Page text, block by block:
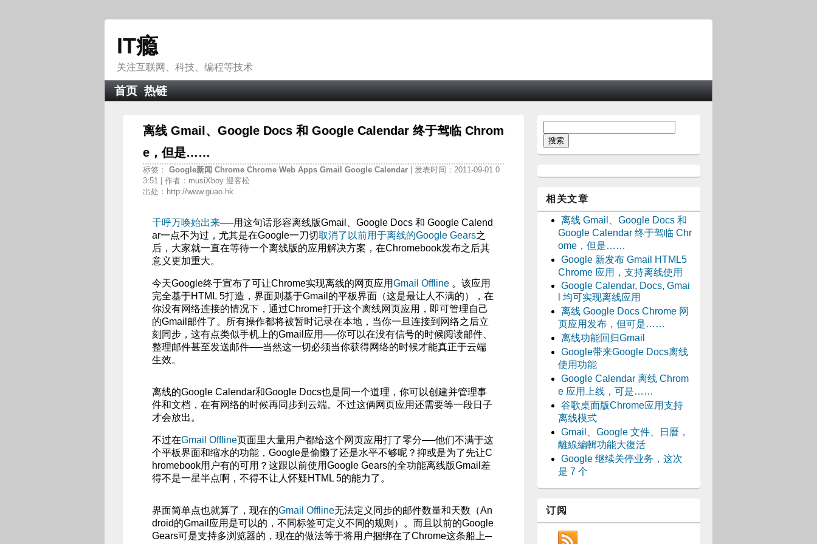
IT瘾
关注互联网、科技、编程等技术
首页 热链
离线 Gmail、Google Docs 和 Google Calendar 终于驾临 Chrom
e，但是……
标签： Google新闻 Chrome Chrome Web Apps Gmail Google Calendar
| 发表时间：2011-09-01 0
3:51 | 作者：musiXboy 迎客松
出处：http://www.guao.hk
千呼万唤始出来──用这句话形容离线版Gmail、Google Docs 和 Google Calend
ar一点不为过，尤其是在Google一刀切取消了以前用于离线的Google Gears之
后，大家就一直在等待一个离线版的应用解决方案，在Chromebook发布之后其
意义更加重大。
今天Google终于宣布了可让Chrome实现离线的网页应用Gmail Offline 。该应用
完全基于HTML 5打造，界面则基于Gmail的平板界面（这是最让人不满的），在
你没有网络连接的情况下，通过Chrome打开这个离线网页应用，即可管理自己
的Gmail邮件了。所有操作都将被暂时记录在本地，当你一旦连接到网络之后立
刻同步，这有点类似手机上的Gmail应用──你可以在没有信号的时候阅读邮件、
整理邮件甚至发送邮件──当然这一切必须当你获得网络的时候才能真正于云端
生效。
离线的Google Calendar和Google Docs也是同一个道理，你可以创建并管理事
件和文档，在有网络的时候再同步到云端。不过这俩网页应用还需要等一段日子
才会放出。
不过在Gmail Offline页面里大量用户都给这个网页应用打了零分──他们不满于这
个平板界面和缩水的功能，Google是偷懒了还是水平不够呢？抑或是为了先让C
hromebook用户有的可用？这跟以前使用Google Gears的全功能离线版Gmail差
得不是一星半点啊，不得不让人怀疑HTML 5的能力了。
界面简单点也就算了，现在的Gmail Offline无法定义同步的邮件数量和天数（An
droid的Gmail应用是可以的，不同标签可定义不同的规则）。而且以前的Google
Gears可是支持多浏览器的，现在的做法等于将用户捆绑在了Chrome这条船上─
相关文章
离线 Gmail、Google Docs 和
Google Calendar 终于驾临 Chr
ome，但是……
Google 新发布 Gmail HTML5
Chrome 应用，支持离线使用
Google Calendar, Docs, Gmai
l 均可实现离线应用
离线 Google Docs Chrome 网
页应用发布，但可是……
离线功能回归Gmail
Google带来Google Docs离线
使用功能
Google Calendar 离线 Chrom
e 应用上线，可是……
谷歌桌面版Chrome应用支持
离线模式
Gmail、Google 文件、日曆，
離線編輯功能大復活
Google 继续关停业务，这次
是 7 个
订阅